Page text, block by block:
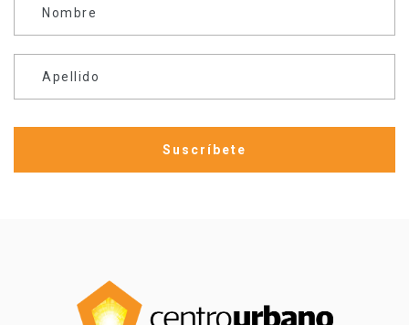
Nombre
Apellido